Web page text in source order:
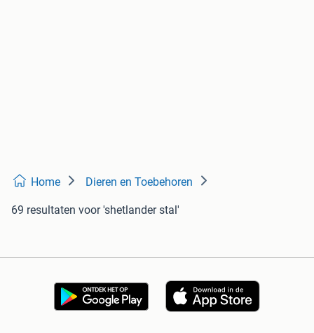
Home Dieren en Toebehoren
69 resultaten voor 'shetlander stal'